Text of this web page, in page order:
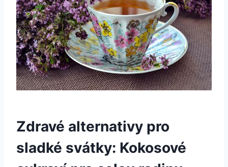
Zdravé alternativy pro
sladké svátky: Kokosové